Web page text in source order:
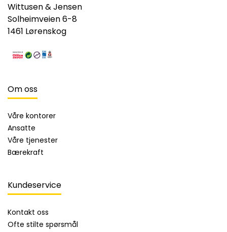
Wittusen & Jensen
Solheimveien 6-8
1461 Lørenskog
Om oss
Våre kontorer
Ansatte
Våre tjenester
Bærekraft
Kundeservice
Kontakt oss
Ofte stilte spørsmål